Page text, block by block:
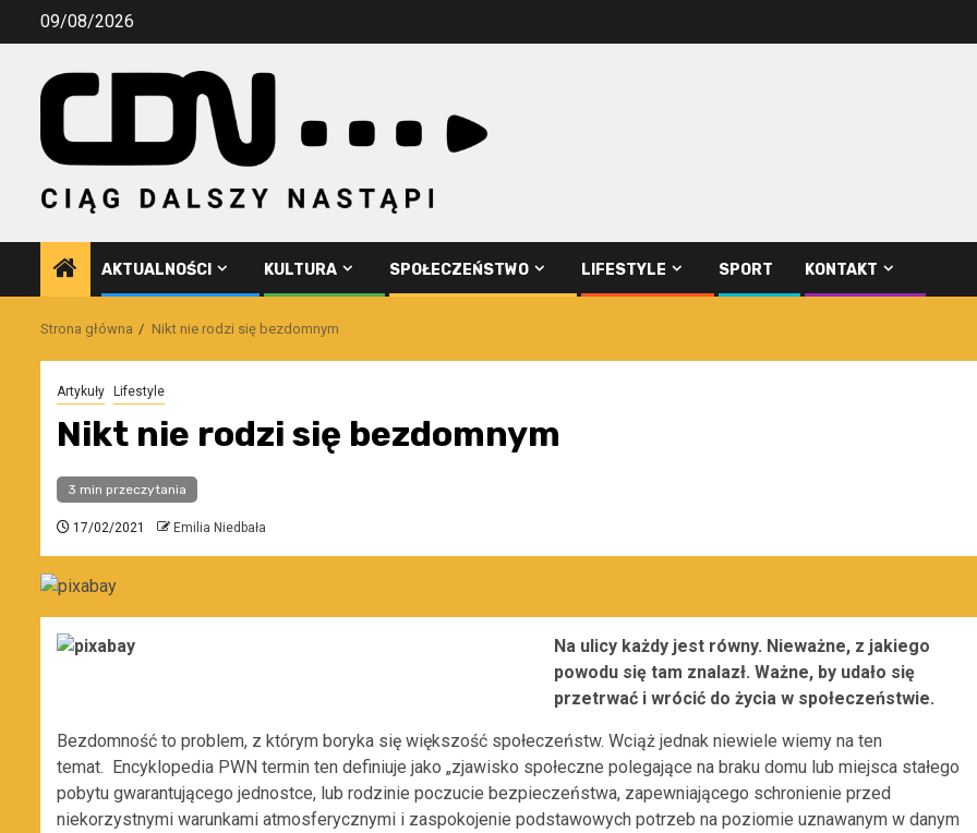
Przejdź09/08/2026
AKTUALNOŚCI KULTURA SPOŁECZEŃSTWO LIFESTYLE SPORT KONTAKT
Strona główna Nikt nie rodzi się bezdomnym
Artykuły Lifestyle
Nikt nie rodzi się bezdomnym
3 min przeczytania
17/02/2021 Emilia Niedbała
Na ulicy każdy jest równy. Nieważne, z jakiego
powodu się tam znalazł. Ważne, by udało się
przetrwać i wrócić do życia w społeczeństwie.
Bezdomność to problem, z którym boryka się większość społeczeństw. Wciąż jednak niewiele wiemy na ten
temat. Encyklopedia PWN termin ten definiuje jako „zjawisko społeczne polegające na braku domu lub miejsca stałego
pobytu gwarantującego jednostce, lub rodzinie poczucie bezpieczeństwa, zapewniającego schronienie przed
niekorzystnymi warunkami atmosferycznymi i zaspokojenie podstawowych potrzeb na poziomie uznawanym w danym